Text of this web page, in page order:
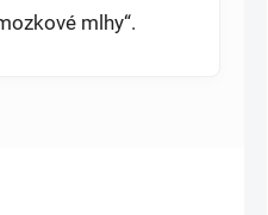
mlhy“.